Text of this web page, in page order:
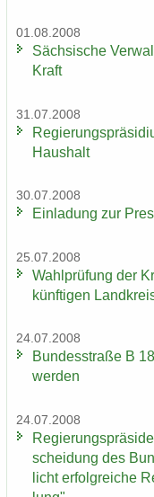
01.08.2008
Säch­si­sche
Kraft
31.07.2008
Haus­halt
30.07.2008
Ein­la­dung zur
25.07.2008
Wahl­prü­fung der
künf­ti­gen
24.07.2008
Bun­des­stra­ße B
wer­den
24.07.2008
schei­dung des
licht er­folg­rei­che